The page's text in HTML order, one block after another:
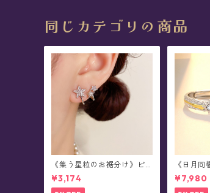
同じカテゴリの商品
《集う星粒のお裾分け》ピ
アス
¥3,174
《日月同
ン・シル
¥7,980